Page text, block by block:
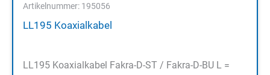
Artikelnummer: 195056
LL195 Koaxialkabel
LL195 Koaxialkabel Fakra-D-ST / Fakra-D-BU L =